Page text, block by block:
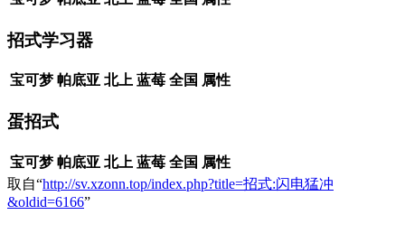
招式学习器
宝可梦 帕底亚 北上 蓝莓 全国 属性
蛋招式
宝可梦 帕底亚 北上 蓝莓 全国 属性
取自“http://sv.xzonn.top/index.php?title=招式:闪电猛冲
&oldid=6166”